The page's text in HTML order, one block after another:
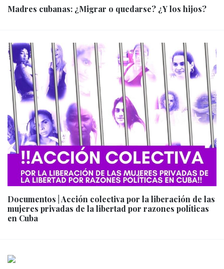
Madres cubanas: ¿Migrar o quedarse? ¿Y los hijos?
Documentos | Acción colectiva por la liberación de las
mujeres privadas de la libertad por razones políticas
en Cuba